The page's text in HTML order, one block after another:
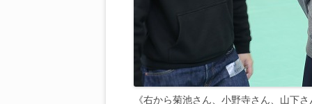
《右から菊池さん、小野寺さん、山下